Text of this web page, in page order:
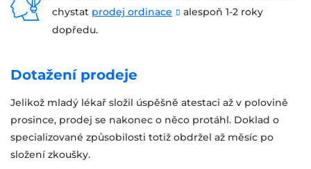
chystat prodej ordinace
alespoň 1-2 roky
dopředu.
Dotažení prodeje
Jelikož mladý lékař složil úspěšně atestaci až v polovině
prosince, prodej se nakonec o něco protáhl. Doklad o
specializované způsobilosti totiž obdržel až měsíc po
složení zkoušky.